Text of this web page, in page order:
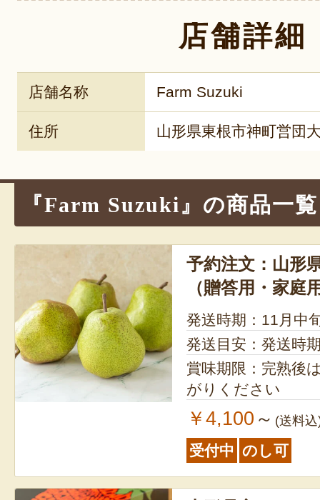
店舗詳細
店舗名称 Farm Suzuki
住所 山形県東根市神町営団
『Farm Suzuki』の商品一覧
予約注文：山形
（贈答用・家庭
発送時期：11月中
発送目安：発送時
賞味期限：完熟後
がりください
￥4,100 ～ (送料
受付中 のし可